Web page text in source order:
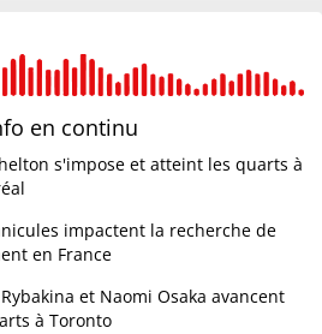
en continu
s'impose et atteint les quarts à
impactent la recherche de
en France
et Naomi Osaka avancent
à Toronto